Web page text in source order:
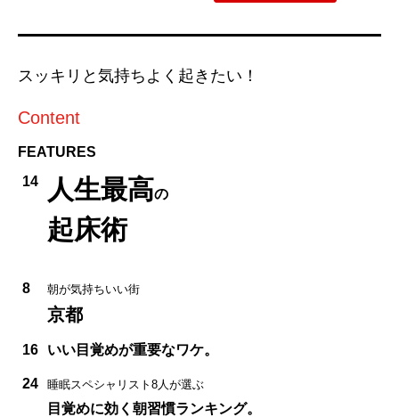
スッキリと気持ちよく起きたい！
Content
FEATURES
14
人生最高の
起床術
8 朝が気持ちいい街
京都
16 いい目覚めが重要なワケ。
24 睡眠スペシャリスト8人が選ぶ
目覚めに効く朝習慣ランキング。